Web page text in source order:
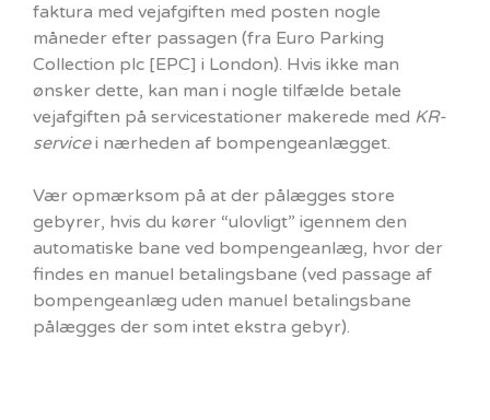
faktura med vejafgiften med posten nogle
måneder efter passagen (fra Euro Parking
Collection plc [EPC] i London). Hvis ikke man
ønsker dette, kan man i nogle tilfælde betale
vejafgiften på servicestationer makerede med KR-
servicei nærheden af bompengeanlægget.
Vær opmærksom på at der pålægges store
gebyrer, hvis du kører “ulovligt” igennem den
automatiske bane ved bompengeanlæg, hvor der
findes en manuel betalingsbane (ved passage af
bompengeanlæg uden manuel betalingsbane
pålægges der som intet ekstra gebyr).